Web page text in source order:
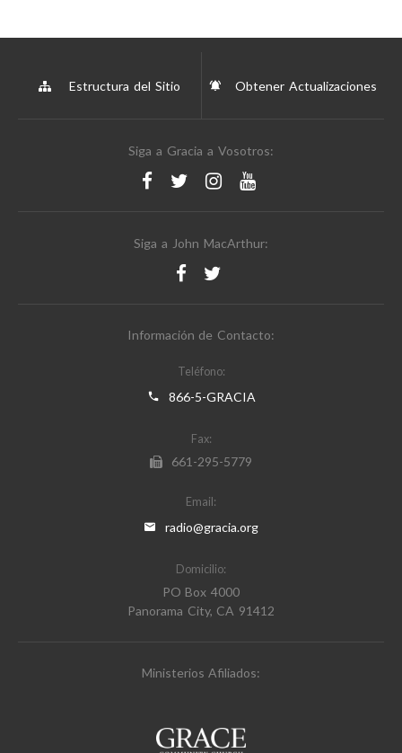
Estructura del Sitio Obtener Actualizaciones
Siga a Gracia a Vosotros:
Siga a John MacArthur:
Información de Contacto:
Teléfono:
866-5-GRACIA
Fax:
661-295-5779
Email:
radio@gracia.org
Domicilio:
PO Box 4000
Panorama City, CA 91412
Ministerios Afiliados: